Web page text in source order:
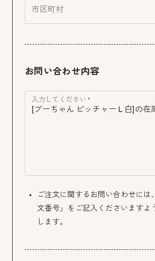
市区町村
お問い合わせ内容
入力してください *
ご注文に関するお問い合わせには
文番号」をご記入くださいますよ
します。